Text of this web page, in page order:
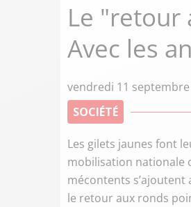
Le "retour
Avec les
vendredi 11 septembre
SOCIÉTÉ
Les gilets jaunes font
mobilisation nationale
mécontents
le retour aux ronds